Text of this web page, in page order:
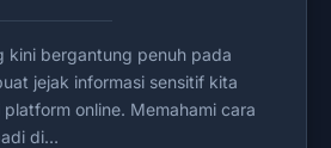
kini bergantung penuh pada
jejak informasi sensitif kita
online. Memahami cara
di…